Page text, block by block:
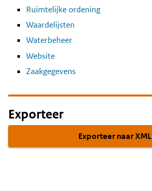
Ruimtelijke ordening
Waardelijsten
Waterbeheer
Website
Zaakgegevens
Exporteer
Exporteer naar XML